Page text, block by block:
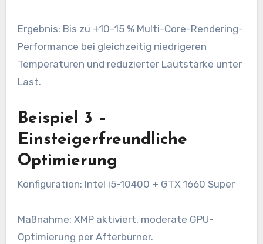
Ergebnis: Bis zu +10–15 % Multi-Core-Rendering-
Performance bei gleichzeitig niedrigeren
Temperaturen und reduzierter Lautstärke unter
Last.
Beispiel 3 –
Einsteigerfreundliche
Optimierung
Konfiguration: Intel i5-10400 + GTX 1660 Super
Maßnahme: XMP aktiviert, moderate GPU-
Optimierung per Afterburner.